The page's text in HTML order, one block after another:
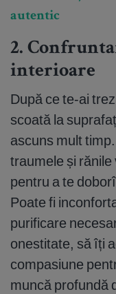
autentic
2.
interioare
După ce te-ai
scoată la
ascuns mult
traumele și
pentru a te
Poate fi
purificare
onestitate, să îți
compasiune
muncă profundă